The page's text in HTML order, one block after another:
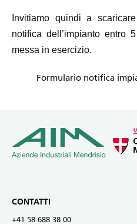
Invitiamo quindi a
notifica dell’impianto entro
messa in esercizio.
Formulario notifica
CONTATTI
+41 58 688 38 00